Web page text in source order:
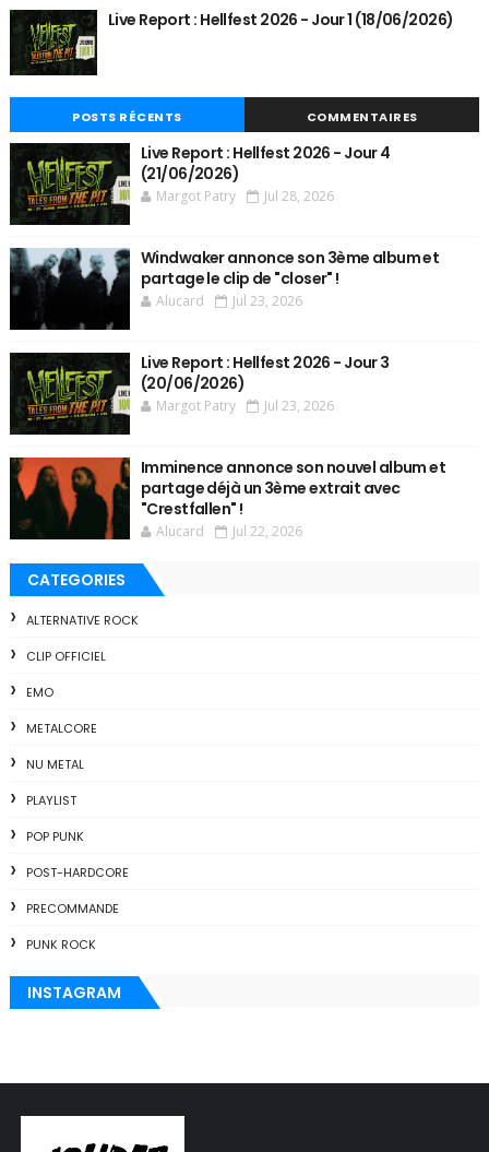
Live Report : Hellfest 2026 - Jour 1 (18/06/2026)
POSTS RÉCENTS COMMENTAIRES
Live Report : Hellfest 2026 - Jour 4
(21/06/2026)
Margot Patry Jul 28, 2026
Windwaker annonce son 3ème album et
partage le clip de "closer" !
Alucard Jul 23, 2026
Live Report : Hellfest 2026 - Jour 3
(20/06/2026)
Margot Patry Jul 23, 2026
Imminence annonce son nouvel album et
partage déjà un 3ème extrait avec
"Crestfallen" !
Alucard Jul 22, 2026
CATEGORIES
ALTERNATIVE ROCK
CLIP OFFICIEL
EMO
METALCORE
NU METAL
PLAYLIST
POP PUNK
POST-HARDCORE
PRECOMMANDE
PUNK ROCK
INSTAGRAM